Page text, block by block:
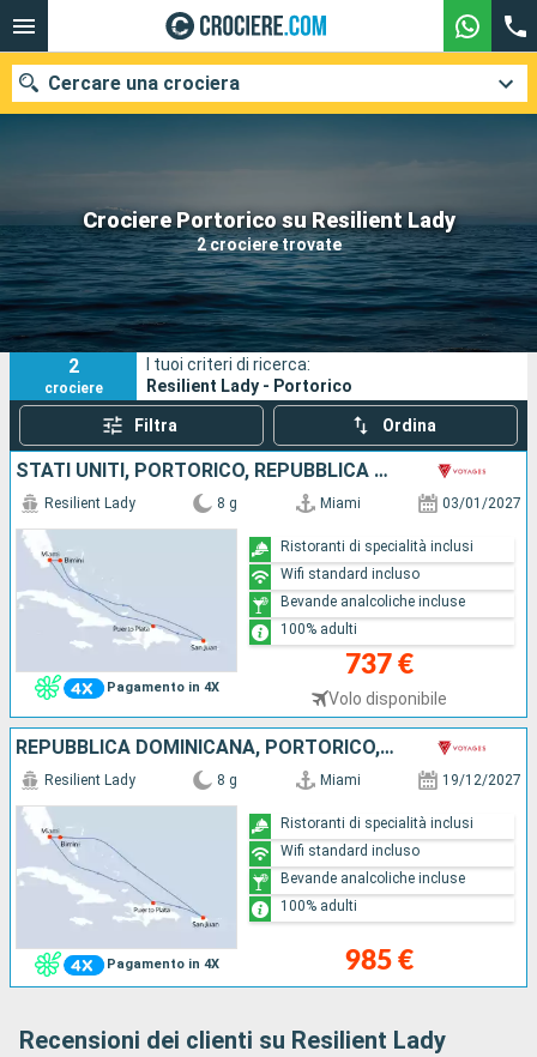
Crociere Portorico su Resilient Lady
2 crociere trovate
Cercare una crociera
Le nostre destinazioni
Mesi di partenza
Porti Compagnie
Ricerca
2
crociere
I tuoi criteri di ricerca:
Resilient Lady - Portorico
Filtra Ordina
STATI UNITI, PORTORICO, REPUBBLICA DOMINICANA, BAHAMAS
Pagamento in 4X
Resilient Lady 8 g Miami 03/01/2027
737 €
Volo disponibile
Ristoranti di specialità inclusi
Wifi standard incluso
Bevande analcoliche incluse
100% adulti
REPUBBLICA DOMINICANA, PORTORICO, BAHAMAS, STATI UNITI
Pagamento in 4X
Resilient Lady 8 g Miami 19/12/2027
985 €
Ristoranti di specialità inclusi
Wifi standard incluso
Bevande analcoliche incluse
100% adulti
Recensioni dei clienti su Resilient Lady